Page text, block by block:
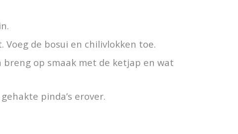
Voeg de bosui en chilivlokken toe.
op smaak met de ketjap en wat
pinda’s erover.